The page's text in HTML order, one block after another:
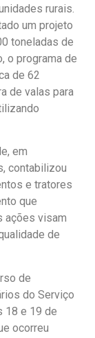
rurais.
um projeto
toneladas de
o programa de
de 62
de valas para
em
contabilizou
e tratores
que
ações visam
de
de
do Serviço
18 e 19 de
ocorreu